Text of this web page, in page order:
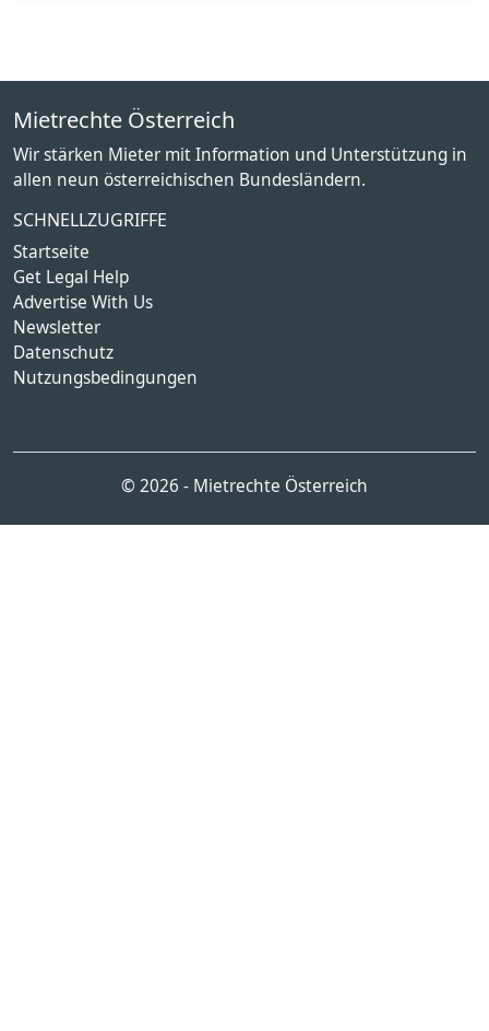
Mietrechte Österreich
Wir stärken Mieter mit Information und Unterstützung in
allen neun österreichischen Bundesländern.
SCHNELLZUGRIFFE
Startseite
Get Legal Help
Advertise With Us
Newsletter
Datenschutz
Nutzungsbedingungen
© 2026 - Mietrechte Österreich